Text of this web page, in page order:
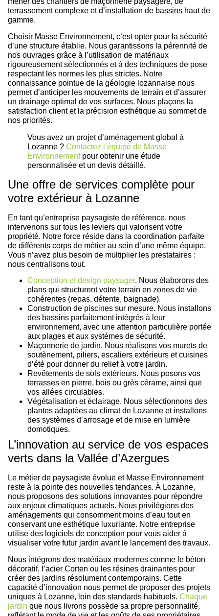
terrassement complexe et d’installation de bassins haut de
gamme.
Choisir Masse Environnement, c’est opter pour la sécurité
d’une structure établie. Nous garantissons la pérennité de
nos ouvrages grâce à l’utilisation de matériaux
rigoureusement sélectionnés et à des techniques de pose
respectant les normes les plus strictes. Notre
connaissance pointue de la géologie lozannaise nous
permet d’anticiper les mouvements de terrain et d’assurer
un drainage optimal de vos surfaces. Nous plaçons la
satisfaction client et la précision esthétique au sommet de
nos priorités.
Vous avez un projet d’aménagement global à
Lozanne ? Contactez l’équipe de Masse
Environnementpour obtenir une étude
personnalisée et un devis détaillé.
Une offre de services complète pour
votre extérieur à Lozanne
En tant qu’entreprise paysagiste de référence, nous
intervenons sur tous les leviers qui valorisent votre
propriété. Notre force réside dans la coordination parfaite
de différents corps de métier au sein d’une même équipe.
Vous n’avez plus besoin de multiplier les prestataires :
nous centralisons tout.
Conception et design paysager. Nous élaborons des
plans qui structurent votre terrain en zones de vie
cohérentes (repas, détente, baignade).
Construction de piscines sur mesure. Nous installons
des bassins parfaitement intégrés à leur
environnement, avec une attention particulière portée
aux plages et aux systèmes de sécurité.
Maçonnerie de jardin. Nous réalisons vos murets de
soutènement, piliers, escaliers extérieurs et cuisines
d’été pour donner du relief à votre jardin.
Revêtements de sols extérieurs. Nous posons vos
terrasses en pierre, bois ou grès cérame, ainsi que
vos allées circulables.
Végétalisation et éclairage. Nous sélectionnons des
plantes adaptées au climat de Lozanne et installons
des systèmes d’arrosage et de mise en lumière
domotiques.
L’innovation au service de vos espaces
verts dans la Vallée d’Azergues
Le métier de paysagiste évolue et Masse Environnement
reste à la pointe des nouvelles tendances. À Lozanne,
nous proposons des solutions innovantes pour répondre
aux enjeux climatiques actuels. Nous privilégions des
aménagements qui consomment moins d’eau tout en
conservant une esthétique luxuriante. Notre entreprise
utilise des logiciels de conception pour vous aider à
visualiser votre futur jardin avant le lancement des travaux.
Nous intégrons des matériaux modernes comme le béton
décoratif, l’acier Corten ou les résines drainantes pour
créer des jardins résolument contemporains. Cette
capacité d’innovation nous permet de proposer des projets
uniques à Lozanne, loin des standards habituels. Chaque
jardin que nous livrons possède sa propre personnalité,